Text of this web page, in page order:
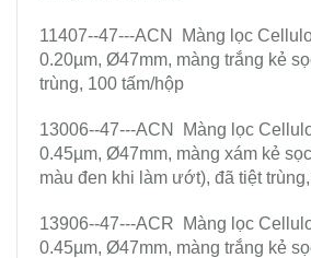
11407--47---ACN Màng lọc
0.20µm, Ø47mm, màng trắng kẻ
trùng, 100 tấm/hộp
13006--47---ACN Màng lọc
0.45µm, Ø47mm, màng xám kẻ
màu đen khi làm ướt), đã tiệt
13906--47---ACR Màng lọc
0.45µm, Ø47mm, màng trắng kẻ